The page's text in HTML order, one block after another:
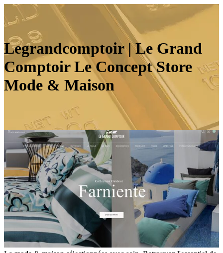
Leg­randcomptoir | Le Grand
Comptoir Le Concept Store
Mode & Maison